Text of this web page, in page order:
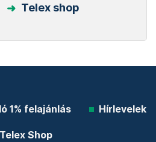
Telex shop
1% felajánlás Hírlevelek
Telex Shop